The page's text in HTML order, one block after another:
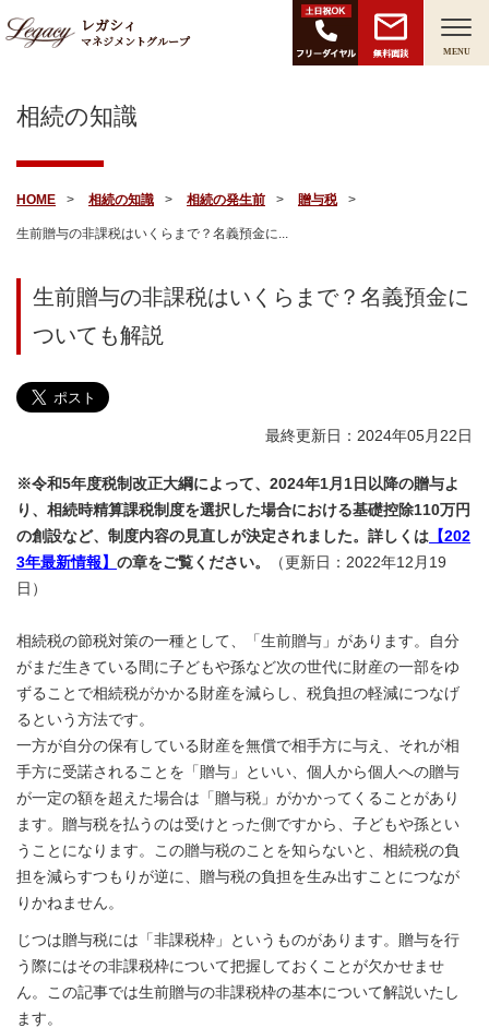
レガシィ
マネジメントグループ
無料面談 MENU
相続の知識
HOME 相続の知識 相続の発生前 贈与税
生前贈与の非課税はいくらまで？名義預金に...
生前贈与の非課税はいくらまで？名義預金に
ついても解説
最終更新日：2024年05月22日
※令和5年度税制改正大綱によって、2024年1月1日以降の贈与よ
り、相続時精算課税制度を選択した場合における基礎控除110万円
の創設など、制度内容の見直しが決定されました。詳しくは 【202
3年最新情報】 の章をご覧ください。
（更新日：2022年12月19
日）
相続税の節税対策の一種として、「生前贈与」があります。自分
がまだ生きている間に子どもや孫など次の世代に財産の一部をゆ
ずることで相続税がかかる財産を減らし、税負担の軽減につなげ
るという方法です。
一方が自分の保有している財産を無償で相手方に与え、それが相
手方に受諾されることを「贈与」といい、個人から個人への贈与
が一定の額を超えた場合は「贈与税」がかかってくることがあり
ます。贈与税を払うのは受けとった側ですから、子どもや孫とい
うことになります。この贈与税のことを知らないと、相続税の負
担を減らすつもりが逆に、贈与税の負担を生み出すことにつなが
りかねません。
じつは贈与税には「非課税枠」というものがあります。贈与を行
う際にはその非課税枠について把握しておくことが欠かせませ
ん。この記事では生前贈与の非課税枠の基本について解説いたし
ます。